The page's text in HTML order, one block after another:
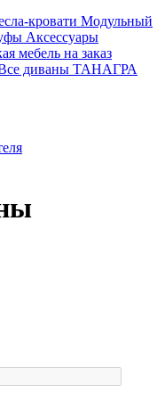
кровати Модульный
Аксессуары
мебель на заказ
диваны ТАНАГРА